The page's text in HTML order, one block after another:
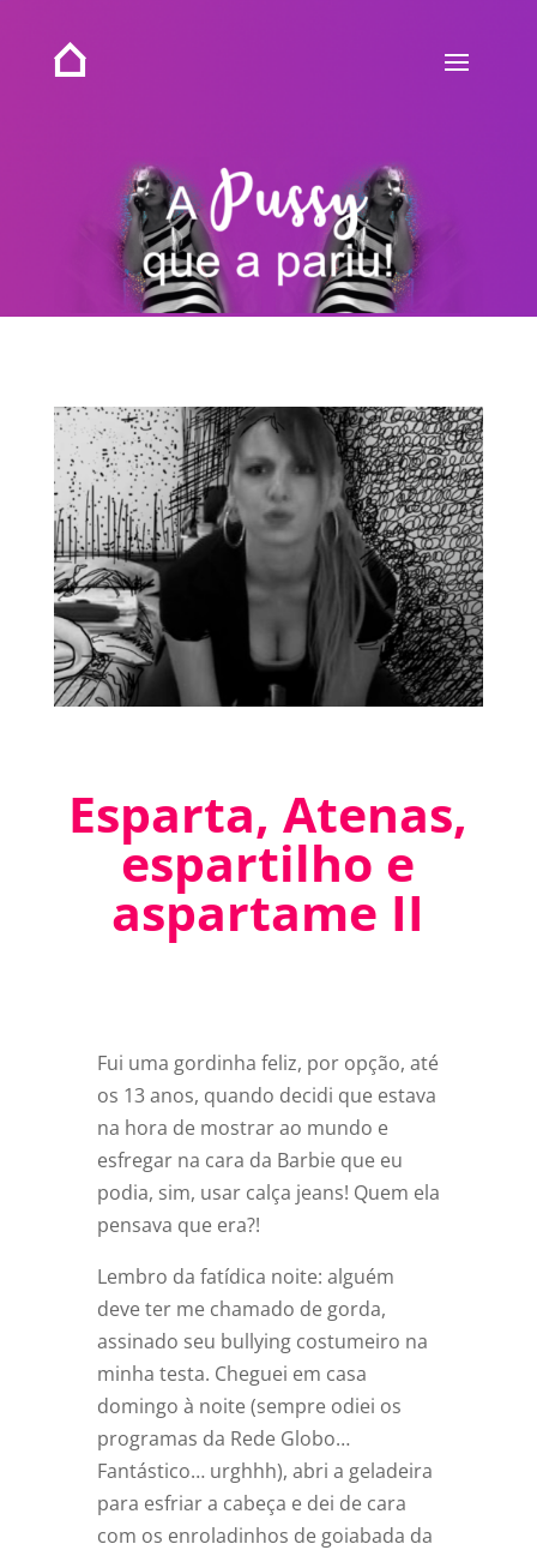
Esparta, Atenas,
espartilho e
aspartame II
Fui uma gordinha feliz, por opção, até
os 13 anos, quando decidi que estava
na hora de mostrar ao mundo e
esfregar na cara da Barbie que eu
podia, sim, usar calça jeans! Quem ela
pensava que era?!
Lembro da fatídica noite: alguém
deve ter me chamado de gorda,
assinado seu bullying costumeiro na
minha testa. Cheguei em casa
domingo à noite (sempre odiei os
programas da Rede Globo…
Fantástico… urghhh), abri a geladeira
para esfriar a cabeça e dei de cara
com os enroladinhos de goiabada da